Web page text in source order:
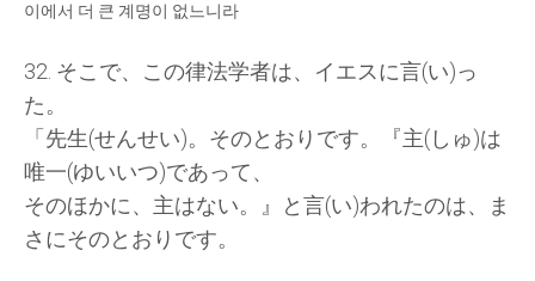
이에서 더 큰 계명이 없느니라
32. そこで、 この律法学者は、 イエスに言(い)っ
た。
「 先生(せんせい)。 そのとおりです。『主(しゅ)は
唯一(ゆいいつ)であって、
そのほかに、 主はない。』 と言(い)われたのは、
ま
さにそのとおりです。